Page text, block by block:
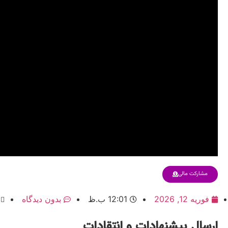
مشارکت مالی
فوریه 12, 2026 12:01 ب.ظ بدون دیدگاه